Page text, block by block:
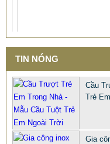
TIN NÓNG
Cầu
Trẻ
Gia